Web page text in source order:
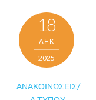
18
ΔΕΚ
2025
ΑΝΑΚΟΙΝΏΣΕΙΣ/